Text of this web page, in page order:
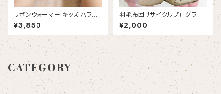
リボンウォーマー キッズ パラリ
ンアート柄【ライオンブルー】（R
P501KS）
¥3,850
羽毛布団リサイクルプログラム
【回収キット】 ｜古い羽毛布団を
捨てずに再生へ｜クーポン進呈
対象
¥2,000
CATEGORY